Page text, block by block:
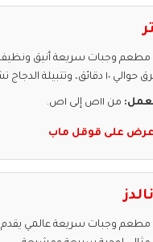
مطعم وجبات سريعة أنيق
الدجاج تشبه كنتاكي.
من ١١ص إلى ١ص.
عرض على قوقل ماب
مطعم وجبات سريعة عالمي